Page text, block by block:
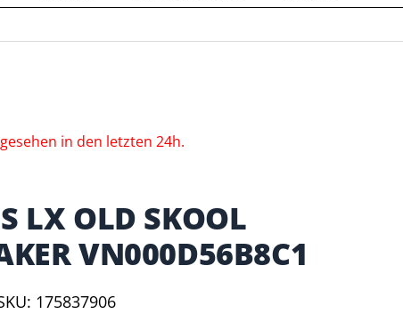
inden letzten24h.
LX OLD SKOOL
VN000D56B8C1
175837906